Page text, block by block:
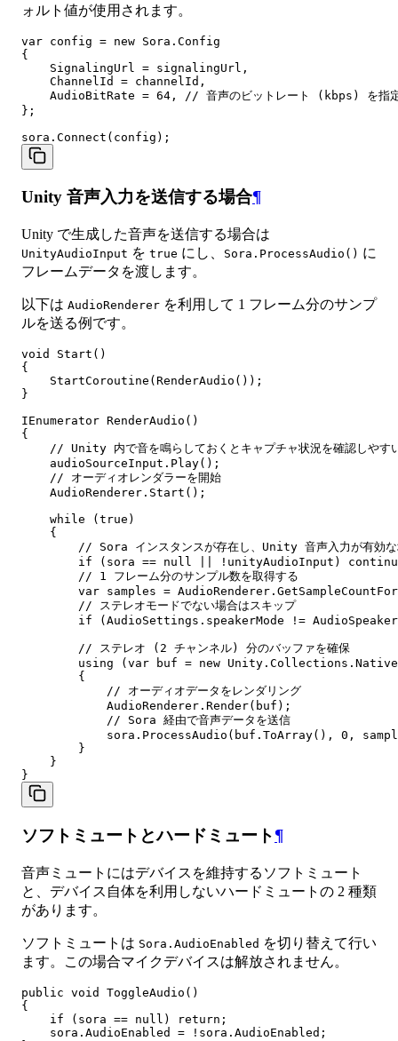
ォルト値が使用されます。
var config = new Sora.Config
{
    SignalingUrl = signalingUrl,
    ChannelId = channelId,
AudioBitRate = 64, // 音声のビットレート (kbps) を指
};
Unity 音声入力を送信する場合¶
Unity で生成した音声を送信する場合は
UnityAudioInput を true にし、 Sora.ProcessAudio() に
フレームデータを渡します。
以下は AudioRenderer を利用して 1 フレーム分のサンプ
ルを送る例です。
void Start()
{
    StartCoroutine(RenderAudio());
}
IEnumerator RenderAudio()
{
// Unity 内で音を鳴らしておくとキャプチャ状況を確認しやす
    audioSourceInput.Play();
    // オーディオレンダラーを開始
    AudioRenderer.Start();
    while (true)
    {
// Sora インスタンスが存在し、Unity 音声入力が有効な
if (sora == null || !unityAudioInput)
        // 1 フレーム分のサンプル数を取得する
var samples =
        // ステレオモードでない場合はスキップ
if (AudioSettings.speakerMode !=
        // ステレオ (2 チャンネル) 分のバッファを確保
using (var buf = new
        {
            // オーディオデータをレンダリング
            AudioRenderer.Render(buf);
            // Sora 経由で音声データを送信
sora.ProcessAudio(buf.ToArray(), 0,
        }
    }
ソフトミュートとハードミュート¶
音声ミュートにはデバイスを維持するソフトミュート
と、デバイス自体を利用しないハードミュートの 2 種類
があります。
ソフトミュートは Sora.AudioEnabled を切り替えて行い
ます。この場合マイクデバイスは解放されません。
public void ToggleAudio()
{
    if (sora == null) return;
    sora.AudioEnabled = !sora.AudioEnabled;